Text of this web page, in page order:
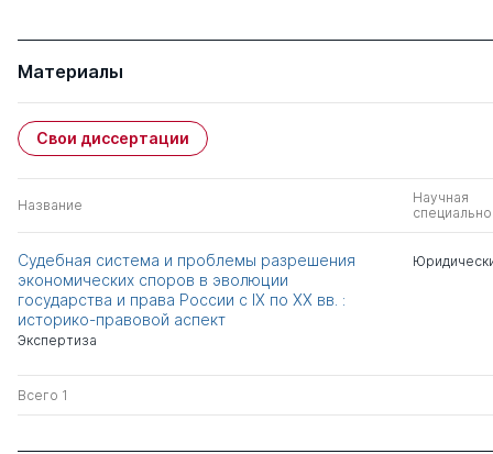
Материалы
Свои диссертации
Название
Научная
Судебная система и проблемы разрешения
экономических споров в эволюции
государства и права России с IX по XX вв. :
историко-правовой аспект
Экспертиза
Всего 1